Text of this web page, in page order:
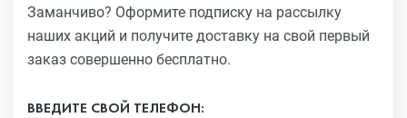
Заманчиво? Оформите подписку на рассылку
наших акций и получите доставку на свой первый
заказ совершенно бесплатно.
ВВЕДИТЕ СВОЙ ТЕЛЕФОН: